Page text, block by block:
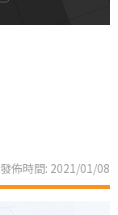
發佈時間: 2021/01/08